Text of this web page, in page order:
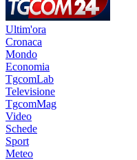
Ultim'ora
Cronaca
Mondo
Economia
TgcomLab
Televisione
TgcomMag
Video
Schede
Sport
Meteo